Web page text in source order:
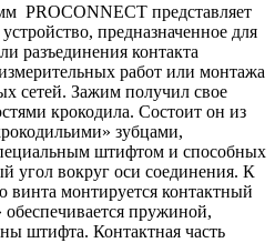
PROCONNECT представляет
предназначенное для
разъединения контакта
работ или монтажа
сетей. Зажим получил свое
крокодила. Состоит он из
зубцами,
штифтом и способных
угол вокруг оси соединения. К
монтируется контактный
пружиной,
штифта. Контактная часть